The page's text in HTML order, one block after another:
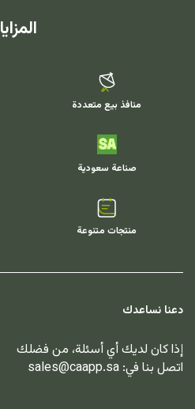
المزايا
منافذ بيع متعددة
صناعة سعودية
منتجات متنوعة
دعنا نساعدك
إذا كان لديك أي أسئلة، من فضلك
اتصل بنا في: sales@caapp.sa